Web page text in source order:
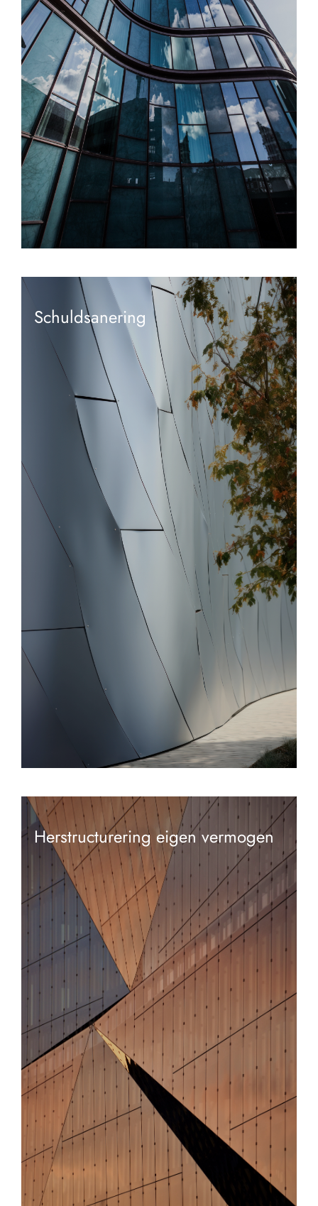
Schuldsanering
Herstructurering eigen vermogen